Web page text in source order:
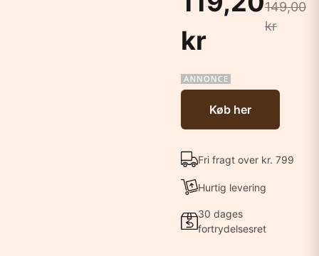
kr
149,00
kr
Køb her
Fri fragt over kr. 799
Hurtig levering
30 dages
fortrydelsesret